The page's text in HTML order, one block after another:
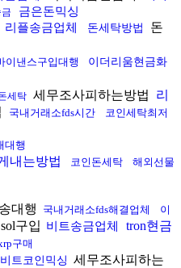
금은돈믹싱
리플송금업체 돈세탁방법
돈
이낸스구입대행 이더리움현금화
세탁 세무조사피하는방법
리
국내거래소fds시간
코인세탁최저
대행
내는방법 코인돈세탁
해외선물
대행 국내거래소fds해결업체
이
sol구입 비트송금업체
tron현금
구매
비트코인믹싱 세무조사피하는